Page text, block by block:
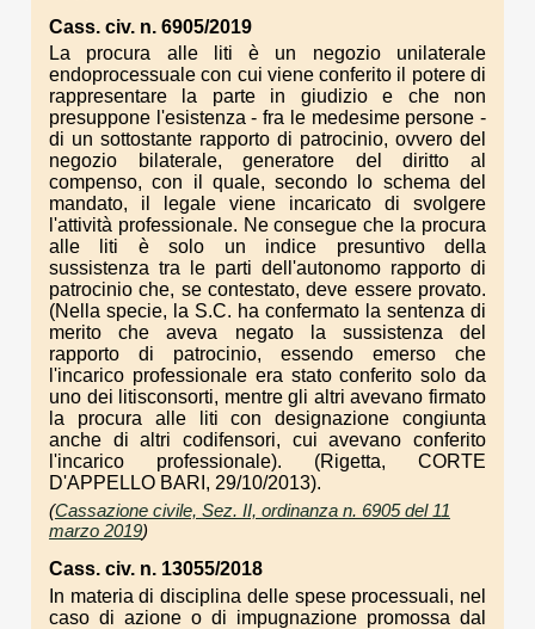
Cass. civ. n. 6905/2019
La procura alle liti è un negozio unilaterale
endoprocessuale con cui viene conferito il potere di
rappresentare la parte in giudizio e che non
presuppone l'esistenza - fra le medesime persone -
di un sottostante rapporto di patrocinio, ovvero del
negozio bilaterale, generatore del diritto al
compenso, con il quale, secondo lo schema del
mandato, il legale viene incaricato di svolgere
l'attività professionale. Ne consegue che la procura
alle liti è solo un indice presuntivo della
sussistenza tra le parti dell'autonomo rapporto di
patrocinio che, se contestato, deve essere provato.
(Nella specie, la S.C. ha confermato la sentenza di
merito che aveva negato la sussistenza del
rapporto di patrocinio, essendo emerso che
l'incarico professionale era stato conferito solo da
uno dei litisconsorti, mentre gli altri avevano firmato
la procura alle liti con designazione congiunta
anche di altri codifensori, cui avevano conferito
l'incarico professionale). (Rigetta, CORTE
D'APPELLO BARI, 29/10/2013).
(Cassazione civile, Sez. II, ordinanza n. 6905 del 11
marzo 2019)
Cass. civ. n. 13055/2018
In materia di disciplina delle spese processuali, nel
caso di azione o di impugnazione promossa dal